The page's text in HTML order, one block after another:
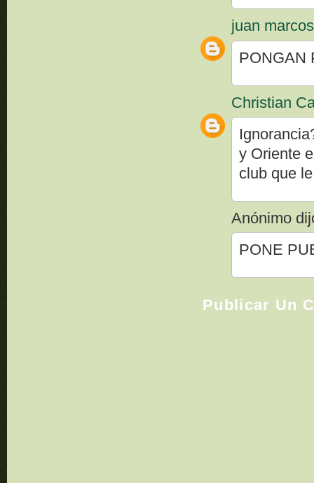
juan marcos
PONGAN
Christian
y Oriente
club que
Anónimo
PONE
Publicar Un